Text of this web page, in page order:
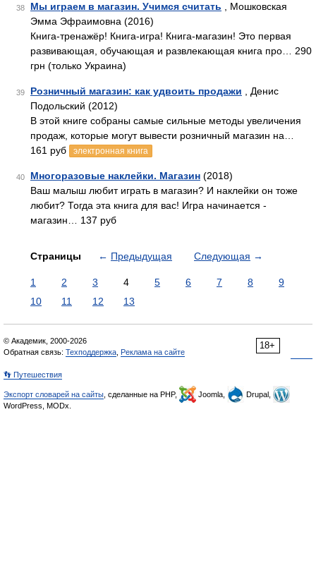
38 Мы играем в магазин. Учимся считать , Мошковская
Эмма Эфраимовна (2016)
Книга-тренажёр! Книга-игра! Книга-магазин! Это первая
развивающая, обучающая и развлекающая книга про… 290
грн (только Украина)
39 Розничный магазин: как удвоить продажи , Денис
Подольский (2012)
В этой книге собраны самые сильные методы увеличения
продаж, которые могут вывести розничный магазин на…
161 руб
электронная книга
40 Многоразовые наклейки. Магазин (2018)
Ваш малыш любит играть в магазин? И наклейки он тоже
любит? Тогда эта книга для вас! Игра начинается -
магазин… 137 руб
Страницы ← Предыдущая Следующая →
1 2 3 4 5 6 7 8
9
10
11 12 13
18+
© Академик, 2000-2026
Обратная связь: Техподдержка Реклама на сайте
👣 Путешествия
Экспорт словарей на сайты , сделанные на PHP, Joomla,
Drupal,
WordPress, MODx.